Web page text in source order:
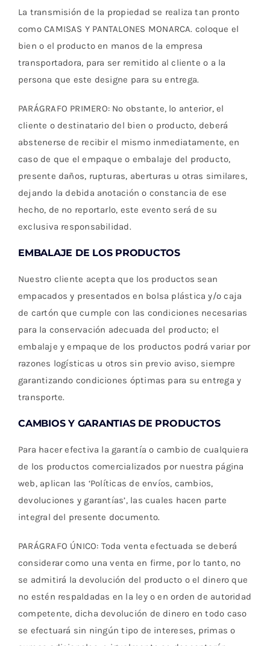
La transmisión de la propiedad se realiza tan pronto
como CAMISAS Y PANTALONES MONARCA. coloque el
bien o el producto en manos de la empresa
transportadora, para ser remitido al cliente o a la
persona que este designe para su entrega.
PARÁGRAFO PRIMERO: No obstante, lo anterior, el
cliente o destinatario del bien o producto, deberá
abstenerse de recibir el mismo inmediatamente, en
caso de que el empaque o embalaje del producto,
presente daños, rupturas, aberturas u otras similares,
dejando la debida anotación o constancia de ese
hecho, de no reportarlo, este evento será de su
exclusiva responsabilidad.
EMBALAJE DE LOS PRODUCTOS
Nuestro cliente acepta que los productos sean
empacados y presentados en bolsa plástica y/o caja
de cartón que cumple con las condiciones necesarias
para la conservación adecuada del producto; el
embalaje y empaque de los productos podrá variar por
razones logísticas u otros sin previo aviso, siempre
garantizando condiciones óptimas para su entrega y
transporte.
CAMBIOS Y GARANTIAS DE PRODUCTOS
Para hacer efectiva la garantía o cambio de cualquiera
de los productos comercializados por nuestra página
web, aplican las ‘Políticas de envíos, cambios,
devoluciones y garantías’, las cuales hacen parte
integral del presente documento.
PARÁGRAFO ÚNICO: Toda venta efectuada se deberá
considerar como una venta en firme, por lo tanto, no
se admitirá la devolución del producto o el dinero que
no estén respaldadas en la ley o en orden de autoridad
competente, dicha devolución de dinero en todo caso
se efectuará sin ningún tipo de intereses, primas o